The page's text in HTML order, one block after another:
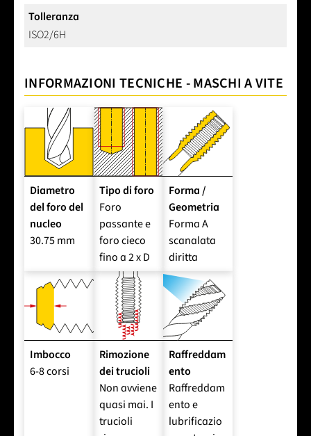
Tolleranza
ISO2/6H
INFORMAZIONI TECNICHE - MASCHI A VITE
Diametro
del foro del
nucleo
30.75 mm
Tipo di foro
Foro
passante e
foro cieco
fino a 2 x D
Forma /
Geometria
Forma A
scanalata
diritta
Imbocco
6-8 corsi
Rimozione
dei trucioli
Non avviene
quasi mai. I
trucioli
Raffreddam
ento
Raffreddam
ento e
lubrificazio